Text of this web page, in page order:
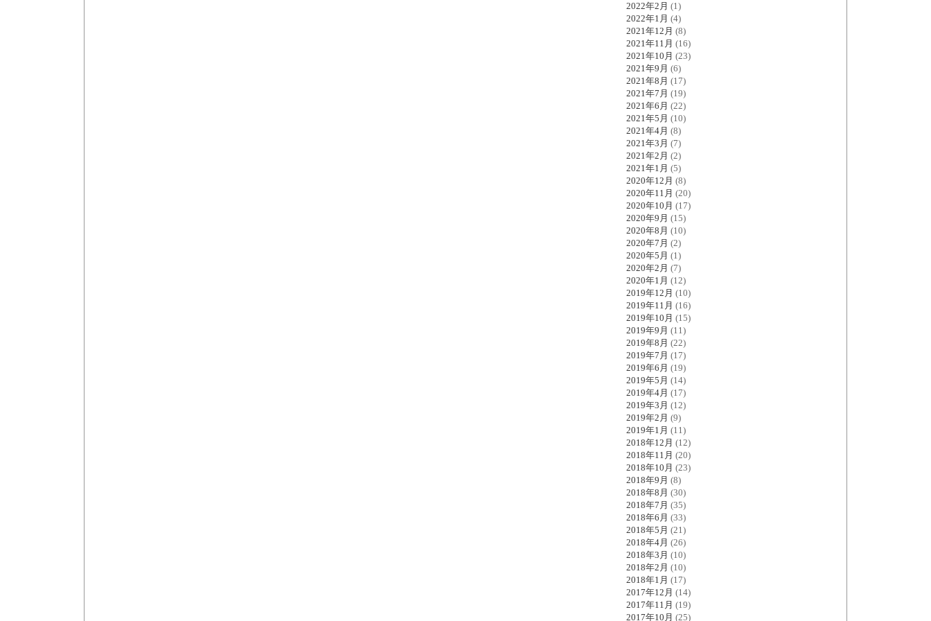
2022年2月 (1)
2022年1月 (4)
2021年12月 (8)
2021年11月 (16)
2021年10月 (23)
2021年9月 (6)
2021年8月 (17)
2021年7月 (19)
2021年6月 (22)
2021年5月 (10)
2021年4月 (8)
2021年3月 (7)
2021年2月 (2)
2021年1月 (5)
2020年12月 (8)
2020年11月 (20)
2020年10月 (17)
2020年9月 (15)
2020年8月 (10)
2020年7月 (2)
2020年5月 (1)
2020年2月 (7)
2020年1月 (12)
2019年12月 (10)
2019年11月 (16)
2019年10月 (15)
2019年9月 (11)
2019年8月 (22)
2019年7月 (17)
2019年6月 (19)
2019年5月 (14)
2019年4月 (17)
2019年3月 (12)
2019年2月 (9)
2019年1月 (11)
2018年12月 (12)
2018年11月 (20)
2018年10月 (23)
2018年9月 (8)
2018年8月 (30)
2018年7月 (35)
2018年6月 (33)
2018年5月 (21)
2018年4月 (26)
2018年3月 (10)
2018年2月 (10)
2018年1月 (17)
2017年12月 (14)
2017年11月 (19)
2017年10月 (25)